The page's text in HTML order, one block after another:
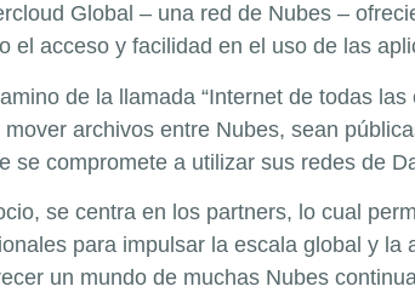
Global – una red de Nubes –
el acceso y facilidad en el uso de las
de la llamada “Internet de todas
archivos entre Nubes, sean
se compromete a utilizar sus redes de
se centra en los partners, lo cual
para impulsar la escala global y
un mundo de muchas Nubes